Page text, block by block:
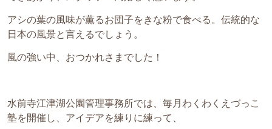
アシの葉の風味が薫るお団子をきな粉で食べる。伝統的な
日本の風景と言えるでしょう。
風の強い中、おつかれさまでした！
水前寺江津湖公園管理事務所では、毎月わくわくえづっこ
塾を開催し、アイデアを練りに練って、